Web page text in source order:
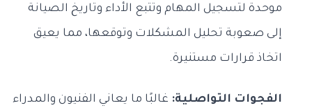
موحدة لتسجيل المهام وتتبع الأداء وتاريخ الصيانة
إلى صعوبة تحليل المشكلات وتوقعها، مما يعيق
اتخاذ قرارات مستنيرة.
الفجوات التواصلية: غالبًا ما يعاني الفنيون والمدراء